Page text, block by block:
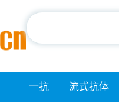
一抗 流式抗体